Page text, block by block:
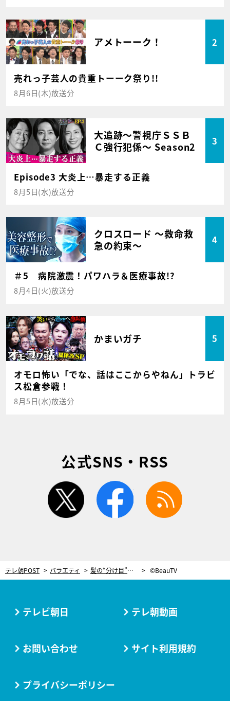
アメトーーク！ 2
売れっ子芸人の貴重トーーク祭り!!
8月6日(木)放送分
大追跡～警視庁ＳＳＢ
Ｃ強行犯係～ Season2
3
Episode3 大炎上…暴走する正義
8月5日(水)放送分
クロスロード ～救命救
急の約束～
4
＃5 病院激震！パワハラ＆医療事故!?
8月4日(火)放送分
かまいガチ 5
オモロ怖い「でな、話はここからやねん」トラビ
ス松倉参戦！
8月5日(水)放送分
公式SNS・RSS
twitter facebook
テレ朝POST バラエティ 髪の“分け目”を決める時は、必ず濡れた状態で！＜美しいストレートの極意＞ ©BeauTV
テレビ朝日 テレ朝動画
お問い合わせ サイト利用規約
プライバシーポリシー